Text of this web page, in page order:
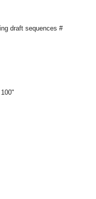
draft sequences #